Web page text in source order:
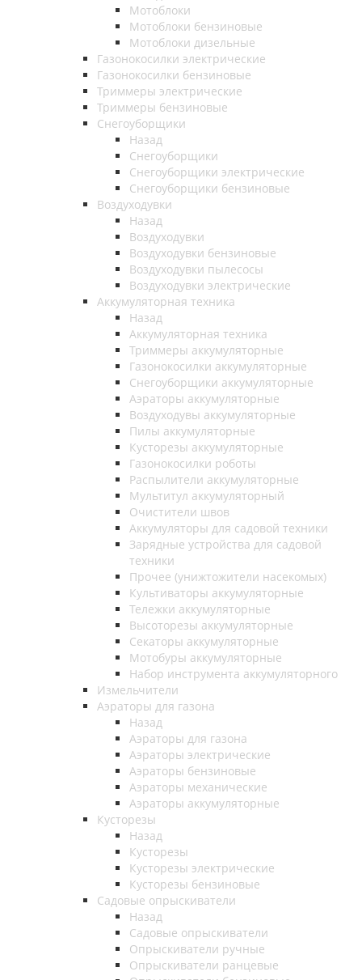
Мотоблоки
Мотоблоки бензиновые
Мотоблоки дизельные
Газонокосилки электрические
Газонокосилки бензиновые
Триммеры электрические
Триммеры бензиновые
Снегоуборщики
Назад
Снегоуборщики
Снегоуборщики электрические
Снегоуборщики бензиновые
Воздуходувки
Назад
Воздуходувки
Воздуходувки бензиновые
Воздуходувки пылесосы
Воздуходувки электрические
Аккумуляторная техника
Назад
Аккумуляторная техника
Триммеры аккумуляторные
Газонокосилки аккумуляторные
Снегоуборщики аккумуляторные
Аэраторы аккумуляторные
Воздуходувы аккумуляторные
Пилы аккумуляторные
Кусторезы аккумуляторные
Газонокосилки роботы
Распылители аккумуляторные
Мультитул аккумуляторный
Очистители швов
Аккумуляторы для садовой техники
Зарядные устройства для садовой
техники
Прочее (унижтожители насекомых)
Культиваторы аккумуляторные
Тележки аккумуляторные
Высоторезы аккумуляторные
Секаторы аккумуляторные
Мотобуры аккумуляторные
Набор инструмента аккумуляторного
Измельчители
Аэраторы для газона
Назад
Аэраторы для газона
Аэраторы электрические
Аэраторы бензиновые
Аэраторы механические
Аэраторы аккумуляторные
Кусторезы
Назад
Кусторезы
Кусторезы электрические
Кусторезы бензиновые
Садовые опрыскиватели
Назад
Садовые опрыскиватели
Опрыскиватели ручные
Опрыскиватели ранцевые